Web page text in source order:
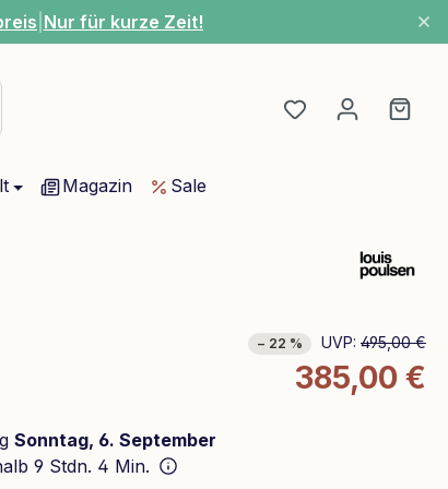
Nur für kurze Zeit!
Du hast 0
Magazin Sale
− 22 % UVP: 495,00 €
385,00 €
Sonntag, 6. September
9 Stdn. 4 Min.